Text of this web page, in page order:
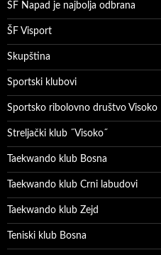
ŠF Napad je najbolja odbrana
ŠF Visport
Skupština
Sportski klubovi
Sportsko ribolovno društvo Visoko
Streljački klub ˝Visoko˝
Taekwando klub Bosna
Taekwando klub Crni labudovi
Taekwando klub Zejd
Teniski klub Bosna